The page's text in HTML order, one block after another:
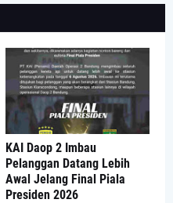
KAI Daop 2 Imbau
Pelanggan Datang Lebih
Awal Jelang Final Piala
Presiden 2026